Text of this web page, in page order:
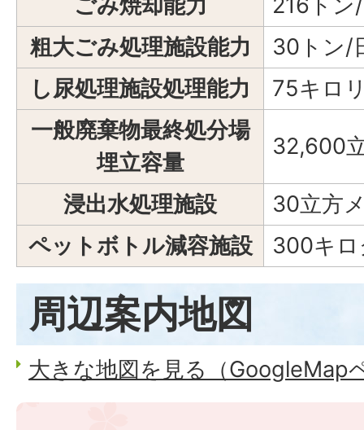
粗大ごみ処理施設能力
30トン/
し尿処理施設処理能力
75キロ
一般廃棄物最終処分場
埋立容量
32,600
浸出水処理施設
30立方
ペットボトル減容施設
300キ
周辺案内地図
大きな地図を見る（GoogleMap